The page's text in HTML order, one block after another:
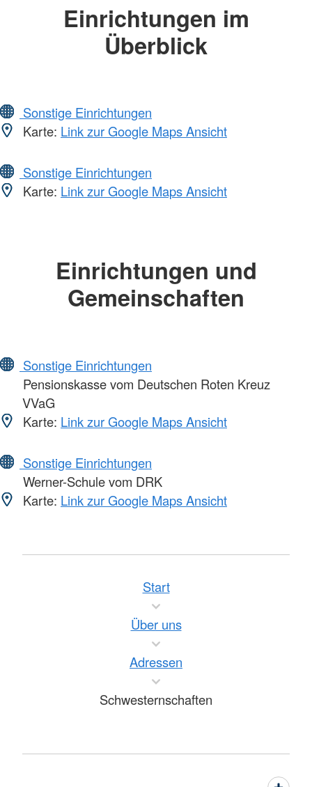
Einrichtungen im
Überblick
Sonstige Einrichtungen
Karte: Link zur Google Maps Ansicht
Sonstige Einrichtungen
Karte: Link zur Google Maps Ansicht
Einrichtungen und
Gemeinschaften
Sonstige Einrichtungen
Pensionskasse vom Deutschen Roten Kreuz
VVaG
Karte: Link zur Google Maps Ansicht
Sonstige Einrichtungen
Werner-Schule vom DRK
Karte: Link zur Google Maps Ansicht
Start
Über uns
Adressen
Schwesternschaften